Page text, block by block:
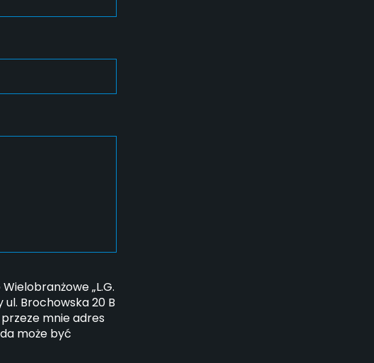
„L.G.
ul. Brochowska 20 B
mnie adres
może być